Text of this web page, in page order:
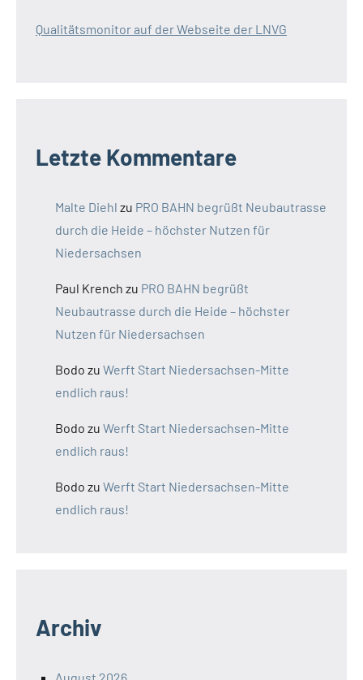
Qualitätsmonitor auf der Webseite der LNVG
Letzte Kommentare
Malte Diehl zu PRO BAHN begrüßt Neubautrasse
durch die Heide – höchster Nutzen für
Niedersachsen
Paul Krench zu PRO BAHN begrüßt
Neubautrasse durch die Heide – höchster
Nutzen für Niedersachsen
Bodo zu Werft Start Niedersachsen-Mitte
endlich raus!
Bodo zu Werft Start Niedersachsen-Mitte
endlich raus!
Bodo zu Werft Start Niedersachsen-Mitte
endlich raus!
Archiv